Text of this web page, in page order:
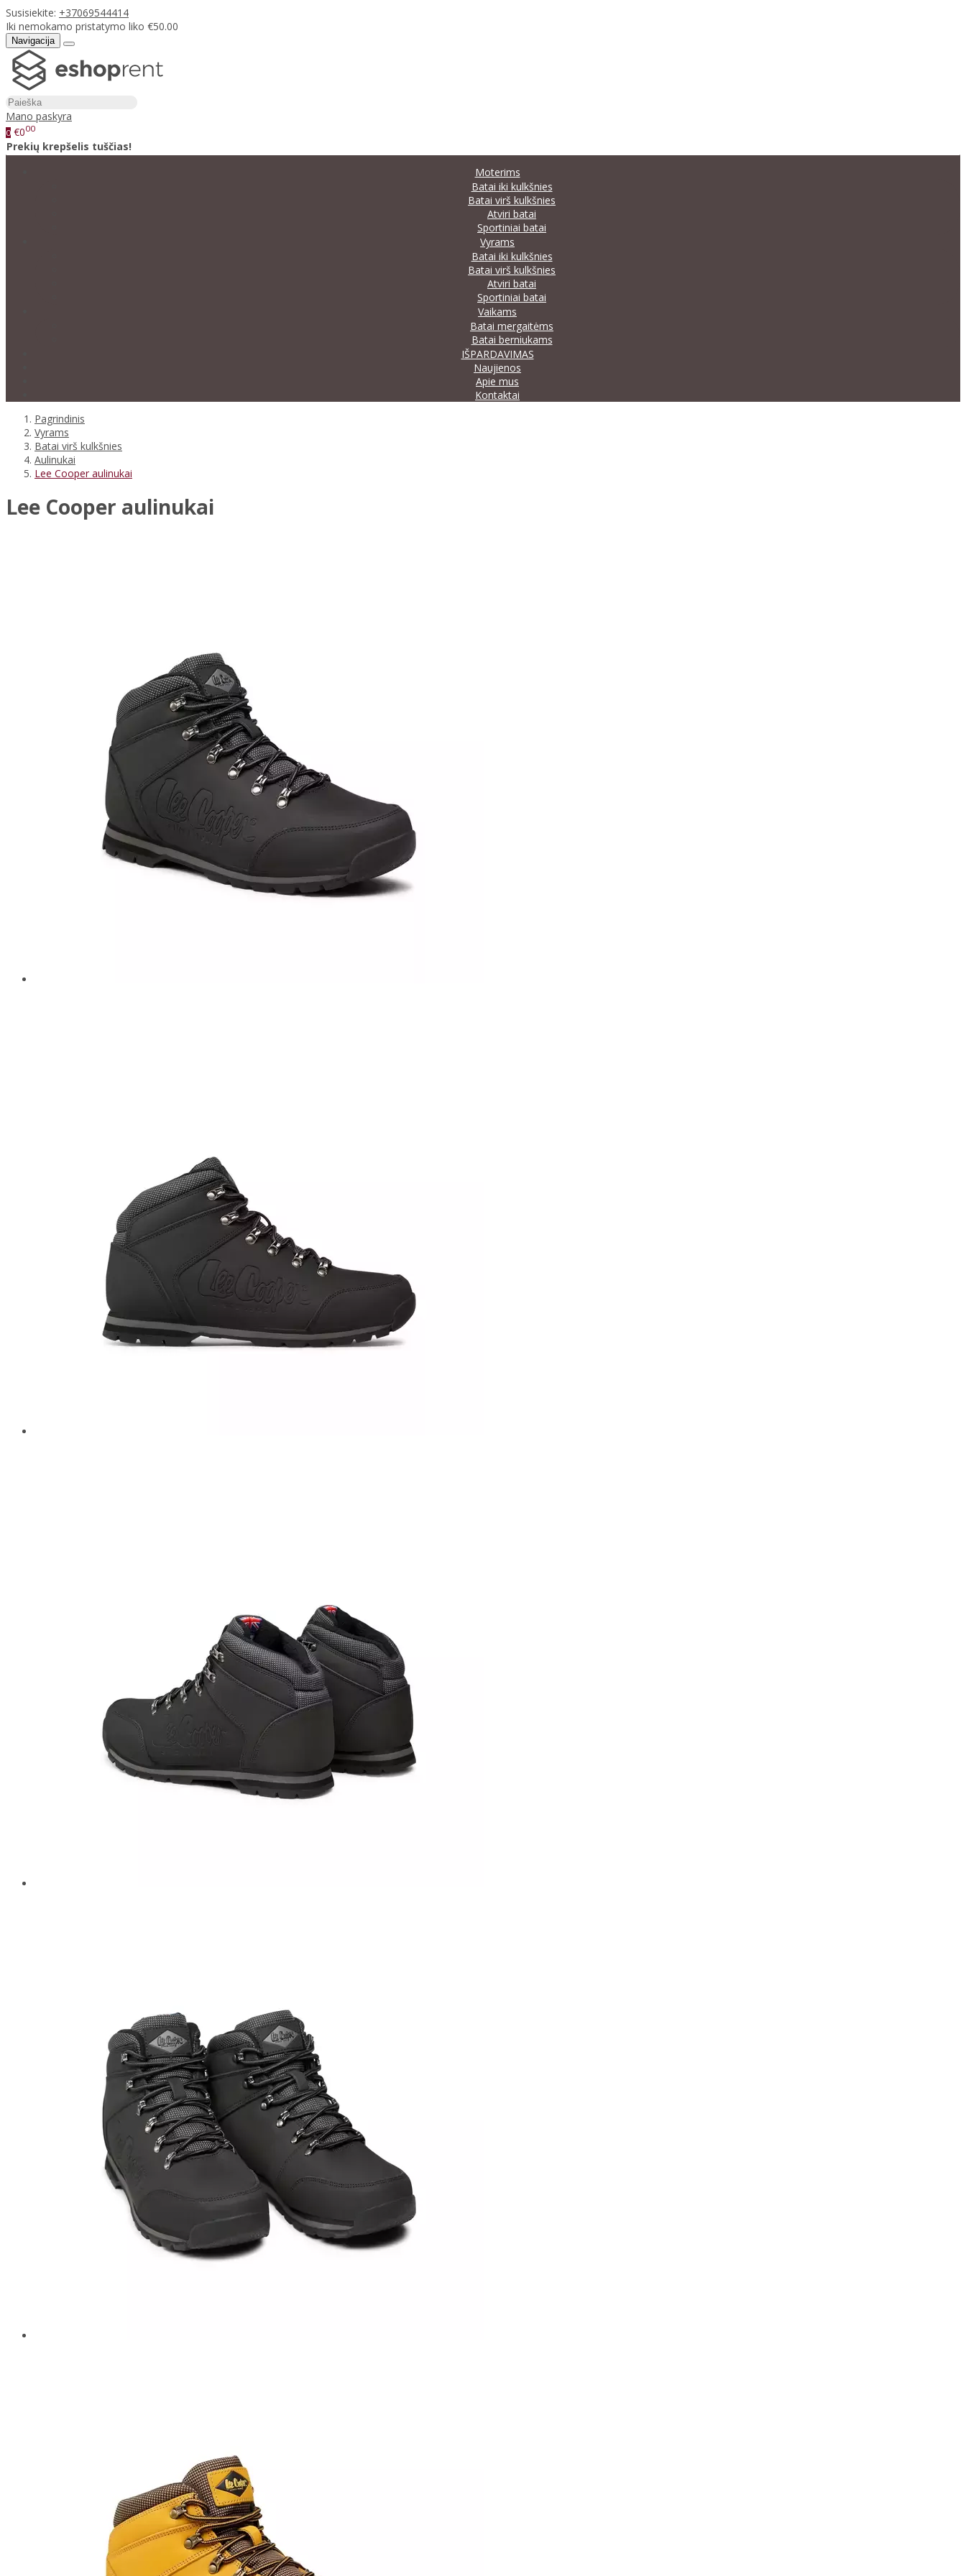
Susisiekite: +37069544414
Iki nemokamo pristatymo liko €50.00
Navigacija
Mano paskyra
0 €000
Prekių krepšelis tuščias!
Moterims
Batai iki kulkšnies
Batai virš kulkšnies
Atviri batai
Sportiniai batai
Vyrams
Batai iki kulkšnies
Batai virš kulkšnies
Atviri batai
Sportiniai batai
Vaikams
Batai mergaitėms
Batai berniukams
IŠPARDAVIMAS
Naujienos
Apie mus
Kontaktai
Pagrindinis
Vyrams
Batai virš kulkšnies
Aulinukai
Lee Cooper aulinukai
Lee Cooper aulinukai